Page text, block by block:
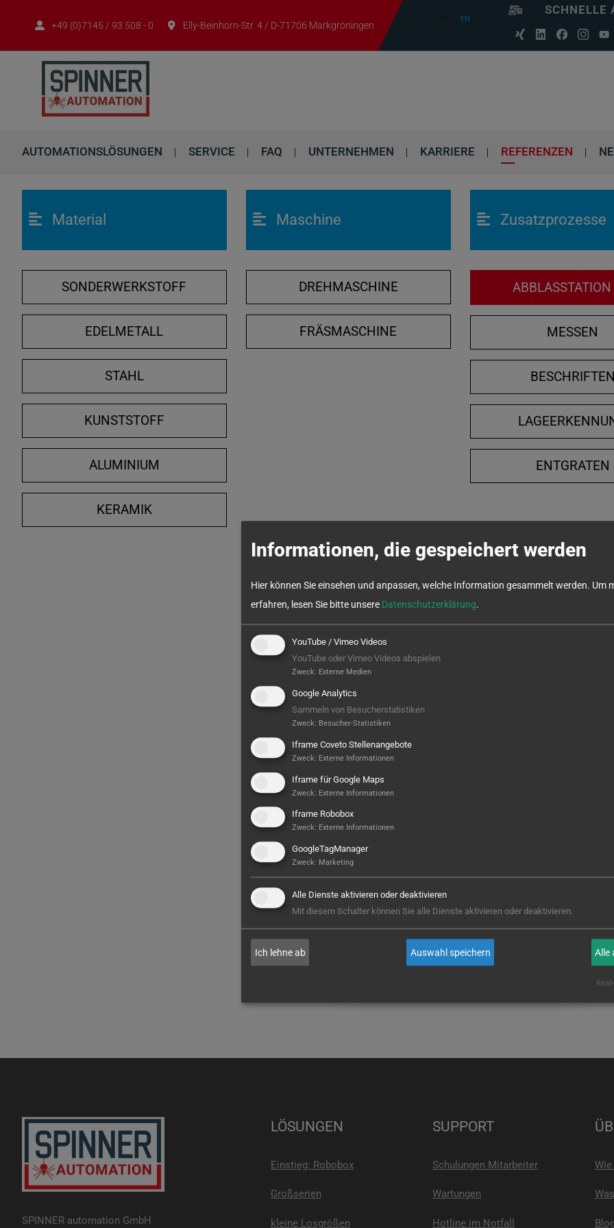
+49 (0)7145 / 93 508 - 0 Elly-Beinhorn-Str. 4 / D-71706 Markgröningen
EN
SCHNELLE
AUTOMATIONSLÖSUNGEN SERVICE FAQ UNTERNEHMEN KARRIERE REFERENZEN
Material
SONDERWERKSTOFF
EDELMETALL
STAHL
KUNSTSTOFF
ALUMINIUM
KERAMIK
Maschine
DREHMASCHINE
FRÄSMASCHINE
Zusatzprozesse
ABBLASSTATION
MESSEN
BESCHRIFTEN
ENTGRATEN
Hier ist noch was frei...
hinterlegt – aber wer weiß, vielleicht
steht hier bald Ihres? Wir sind bereit,
E-MAIL
SPINNER automation GmbH
LÖSUNGEN
Einstieg: Robobox
Großserien
kleine Losgrößen
SUPPORT
Schulungen Mitarbeiter
Wartungen
Hotline im Notfall
Informationen, die gespeichert werden
Hier können Sie einsehen und anpassen, welche Information gesammelt werden. Um
erfahren, lesen Sie bitte unsere Datenschutzerklärung.
YouTube / Vimeo Videos
YouTube oder Vimeo Videos abspielen
Zweck: Externe Medien
Google Analytics
Sammeln von Besucherstatistiken
Zweck: Besucher-Statistiken
Iframe Coveto Stellenangebote
Zweck: Externe Informationen
Iframe für Google Maps
Zweck: Externe Informationen
Iframe Robobox
Zweck: Externe Informationen
GoogleTagManager
Zweck: Marketing
Alle Dienste aktivieren oder deaktivieren
Mit diesem Schalter können Sie alle Dienste aktivieren oder deaktivieren.
Ich lehne ab Auswahl speichern Alle